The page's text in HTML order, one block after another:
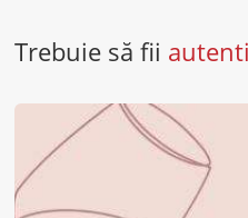
Trebuie să fii